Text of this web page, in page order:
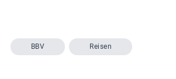
BBV Reisen